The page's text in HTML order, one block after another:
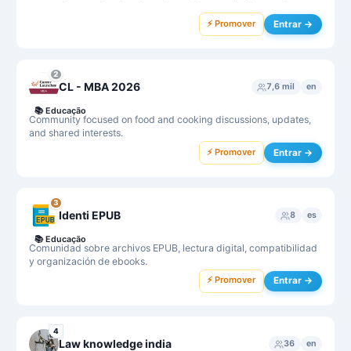
⚡ Promover Entrar →
2
CL - MBA 2026 7,6 mil en
Community focused on food and cooking discussions, updates,
and shared interests.
📚 Educação
⚡ Promover Entrar →
3
Identi EPUB 8 es
Comunidad sobre archivos EPUB, lectura digital, compatibilidad
y organización de ebooks.
📚 Educação
⚡ Promover Entrar →
4
Law knowledge india 36 en